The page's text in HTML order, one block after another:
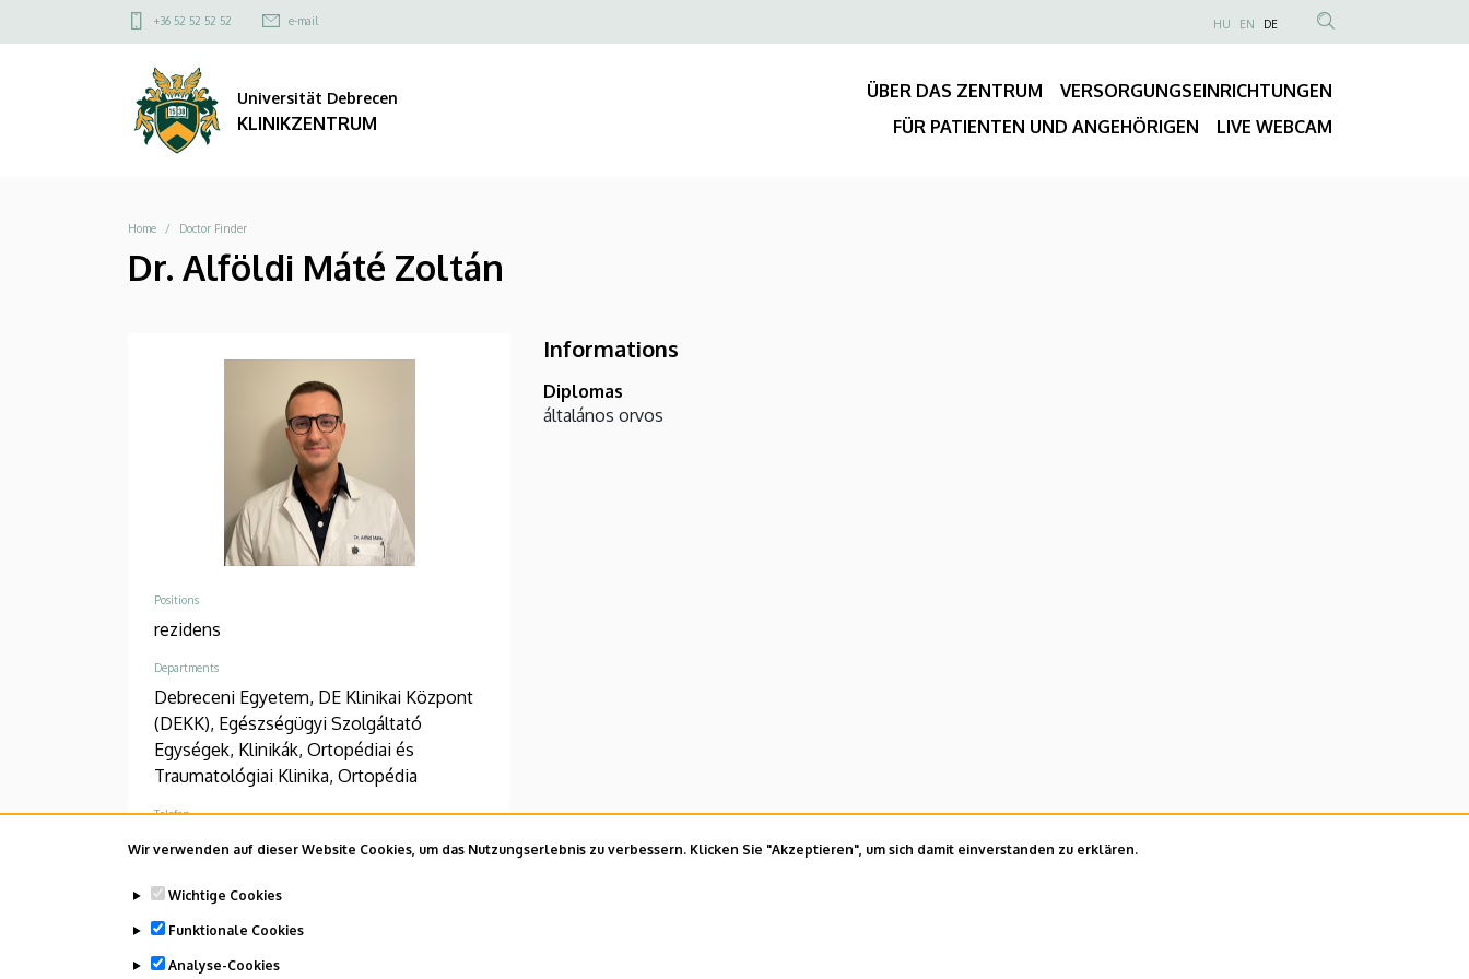
Wir verwenden auf dieser Website Cookies, um das Nutzungserlebnis zu verbessern. Klicken Sie "Akzeptieren", um sich damit einverstanden zu erklären.
Wichtige Cookies
Funktionale Cookies
Analyse-Cookies
KLINIKZENTRUM
zum
Felső
menü
+36 52 52 52 52 e-mail
Felső
Anonim
fiók
menüje
NYELVVÁLASZTÓ
HU EN DE
TARTALOM
KERESÉSE
Universität Debrecen
KLINIKZENTRUM
ÜBER DAS ZENTRUM
VERSORGUNGSEINRICHTUNGEN
FÜR PATIENTEN UND ANGEHÖRIGEN
LIVE WEBCAM
Breadcrumb
Home Doctor Finder
Dr. Alföldi Máté Zoltán
Positions
rezidens
Departments
Debreceni Egyetem, DE Klinikai Központ
(DEKK), Egészségügyi Szolgáltató
Egységek, Klinikák, Ortopédiai és
Traumatológiai Klinika, Ortopédia
Telefon
+36 52 511 777 / 1128
4031 Debrecen Bartók Béla út 2-26
Informations
Diplomas
általános orvos